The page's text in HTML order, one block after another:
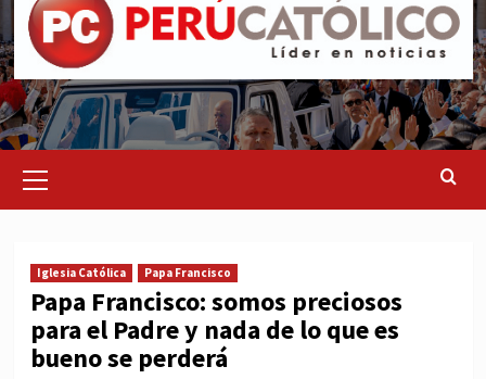
Menu
Iglesia Católica Papa Francisco
Papa Francisco: somos preciosos
para el Padre y nada de lo que es
bueno se perderá